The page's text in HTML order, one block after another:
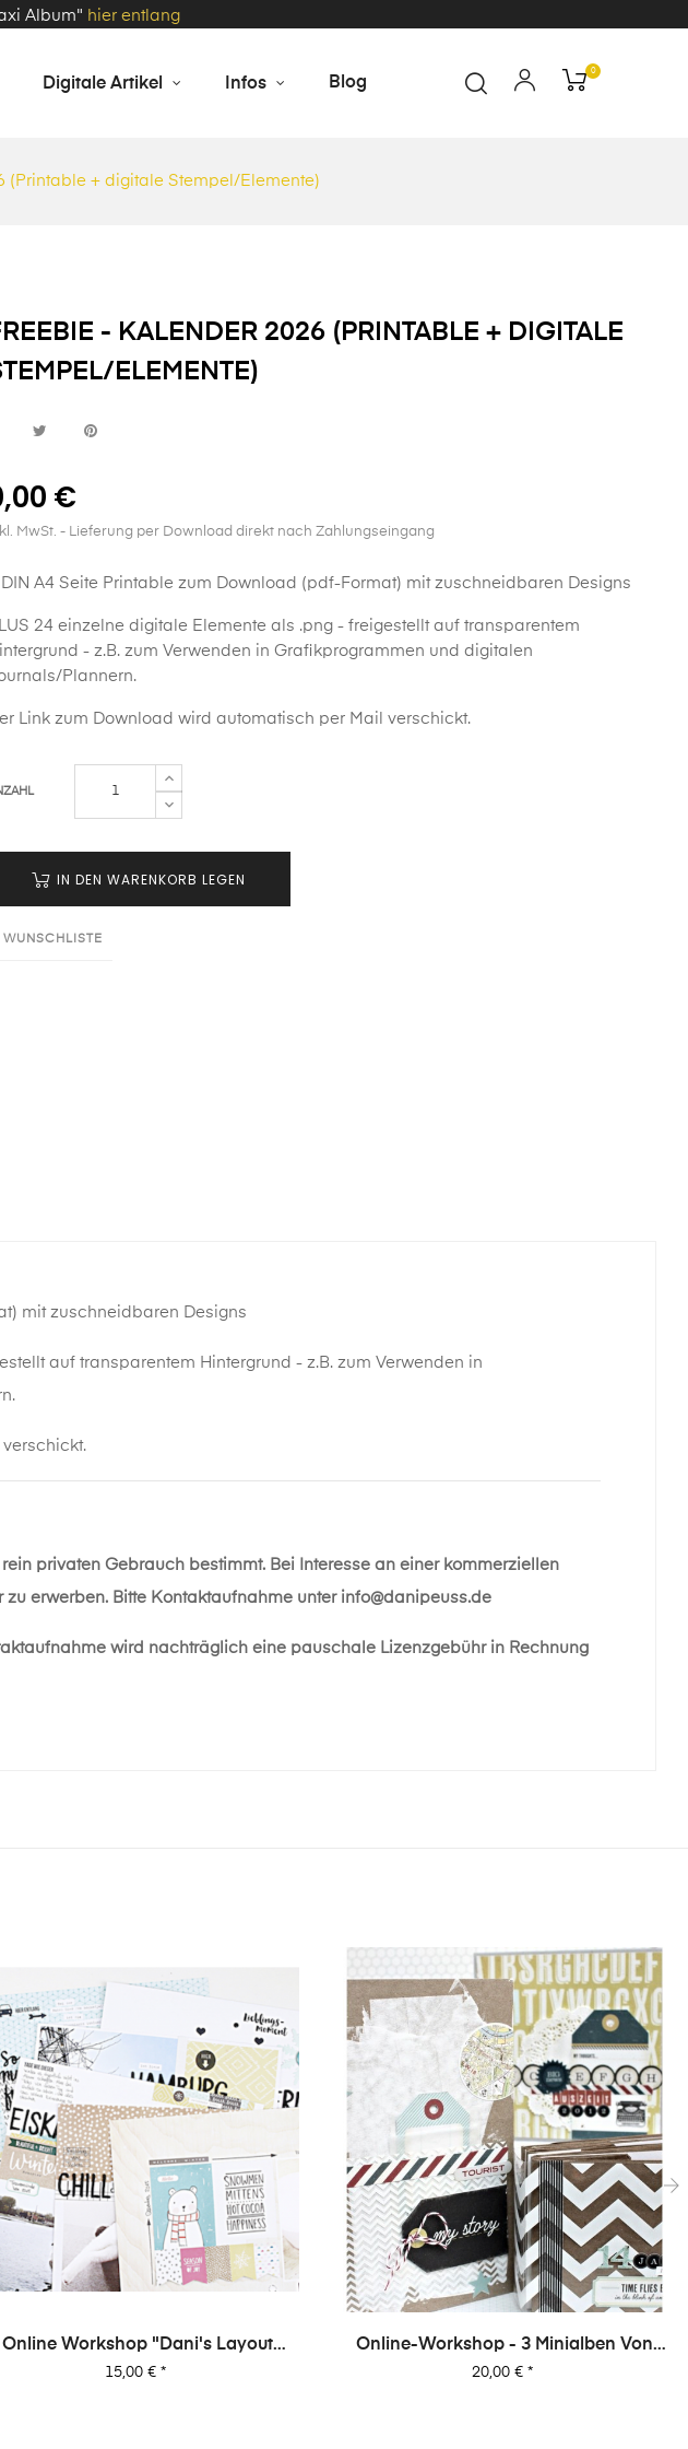
Album" hier entlang
Digitale Artikel Infos Blog
0
(Printable + digitale Stempel/Elemente)
- KALENDER 2026 (PRINTABLE + DIGITALE
ELEMENTE)
€
MwSt. - Lieferung per Download direkt nach Zahlungseingang
DIN A4 Seite Printable zum Download (pdf-Format) mit zuschneidbaren Designs
24 einzelne digitale Elemente als .png - freigestellt auf transparentem
- z.B. zum Verwenden in Grafikprogrammen und digitalen
Plannern.
Link zum Download wird automatisch per Mail verschickt.
IN DEN WARENKORB LEGEN
WUNSCHLISTE
mit zuschneidbaren Designs
auf transparentem Hintergrund - z.B. zum Verwenden in
privaten Gebrauch bestimmt. Bei Interesse an einer kommerziellen
zu erwerben. Bitte Kontaktaufnahme unter info@danipeuss.de
wird nachträglich eine pauschale Lizenzgebühr in Rechnung
Online Workshop "Dani's Layout
Sixpack" Vol. 1
Preis
15,00 €*
Online-Workshop - 3 Minialben Von
Dani
Preis
20,00 €*